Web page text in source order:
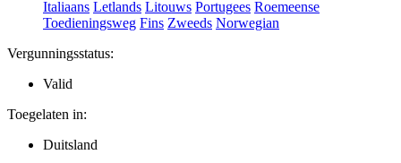
Italiaans Letlands Litouws Portugees Roemeense
Toedieningsweg Fins Zweeds Norwegian
Vergunningsstatus:
Valid
Toegelaten in:
Duitsland